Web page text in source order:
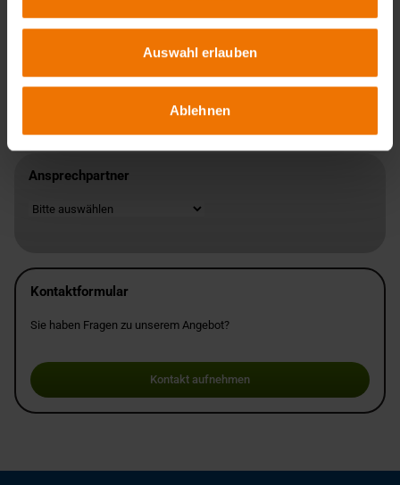
Auswahl erlauben
Ablehnen
Zertifizierung nach DIN EN 1090-2
Ansprechpartner
Standort
Kontaktformular
Sie haben Fragen zu unserem Angebot?
Kontakt aufnehmen